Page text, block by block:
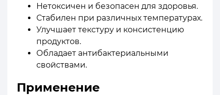
Нетоксичен и безопасен для здоровья.
Стабилен при различных температурах.
Улучшает текстуру и консистенцию
продуктов.
Обладает антибактериальными
свойствами.
Применение